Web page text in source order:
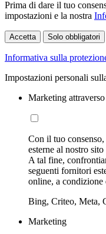
Prima di dare il tuo
impostazioni e la nostra
Accetta Solo obbligatori
Informativa sulla
Impostazioni personali
Marketing
Con il tuo
esterne al nostro
A tal fine,
seguenti fornitori
online, a
Bing, Criteo, Meta,
Marketing